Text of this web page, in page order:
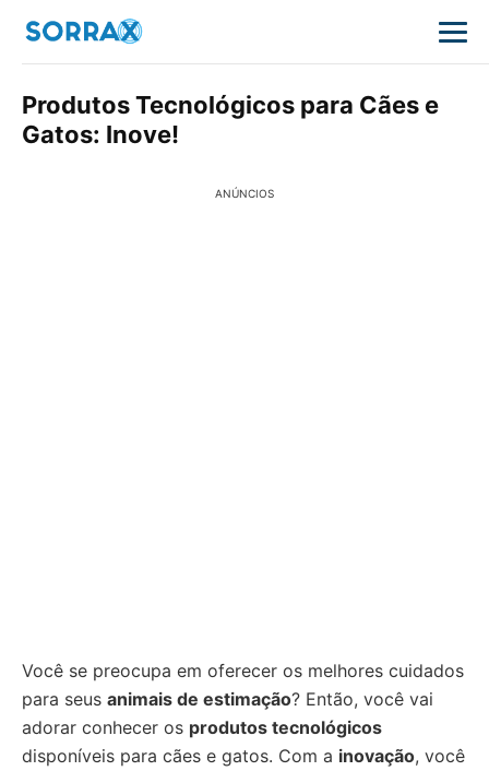
Produtos Tecnológicos para Cães e
Gatos: Inove!
ANÚNCIOS
Você se preocupa em oferecer os melhores cuidados
para seus animais de estimação? Então, você vai
adorar conhecer os produtos tecnológicos
disponíveis para cães e gatos. Com a inovação, você